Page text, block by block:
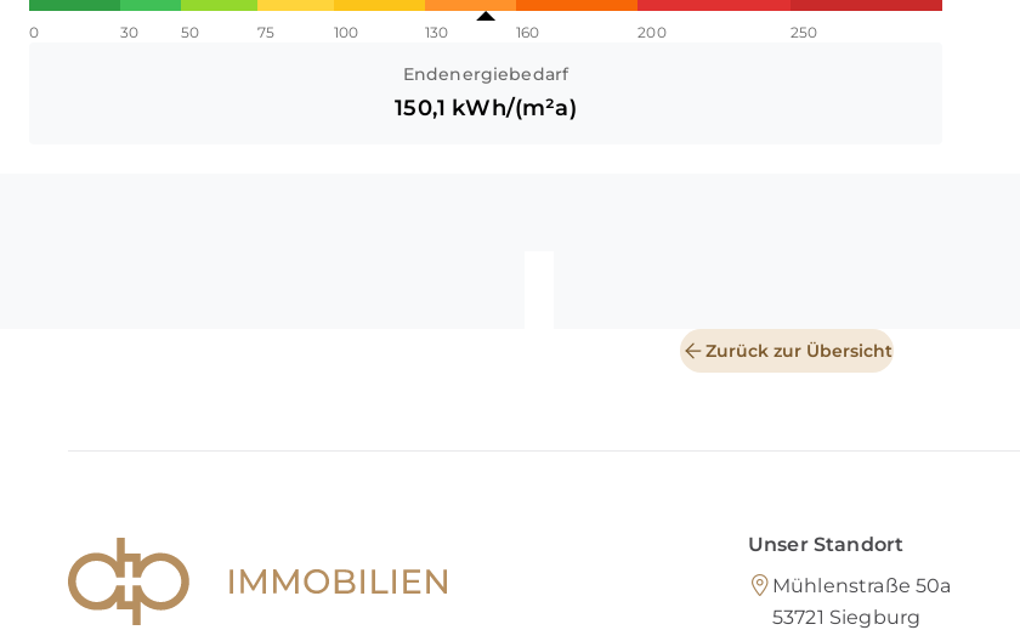
0 30 50 75 100 130 160 200 250
Endenergiebedarf
150,1 kWh/(m²a)
Zurück zur Übersicht
Unser Standort
Mühlenstraße 50a
53721 Siegburg